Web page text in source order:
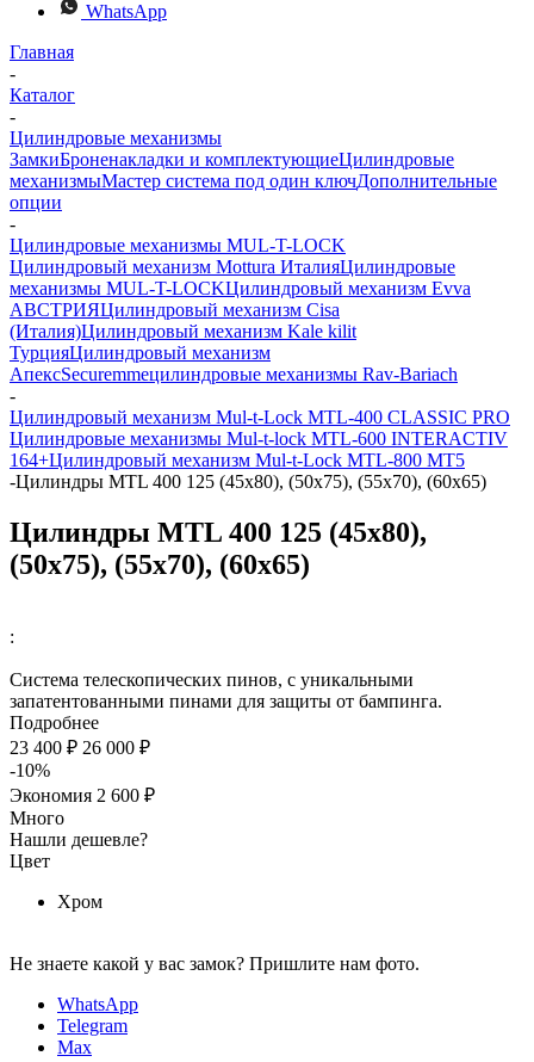
WhatsApp
Главная
-
Каталог
-
Цилиндровые механизмы
ЗамкиБроненакладки и комплектующиеЦилиндровые
механизмыМастер система под один ключДополнительные
опции
-
Цилиндровые механизмы MUL-T-LOCK
Цилиндровый механизм Mottura ИталияЦилиндровые
механизмы MUL-T-LOCKЦилиндровый механизм Evva
АВСТРИЯЦилиндровый механизм Cisa
(Италия)Цилиндровый механизм Kale kilit
ТурцияЦилиндровый механизм
АпексSecuremmeцилиндровые механизмы Rav-Bariach
-
Цилиндровый механизм Mul-t-Lock MTL-400 CLASSIC PRO
Цилиндровые механизмы Mul-t-lock MTL-600 INTERACTIV
164+Цилиндровый механизм Mul-t-Lock MTL-800 MT5
-Цилиндры MTL 400 125 (45х80), (50х75), (55x70), (60х65)
Цилиндры MTL 400 125 (45х80),
(50х75), (55x70), (60х65)
:
Система телескопических пинов, с уникальными
запатентованными пинами для защиты от бампинга.
Подробнее
23 400 ₽ 26 000 ₽
-10%
Экономия 2 600 ₽
Много
Нашли дешевле?
Цвет
Хром
Не знаете какой у вас замок? Пришлите нам фото.
WhatsApp
Telegram
Max